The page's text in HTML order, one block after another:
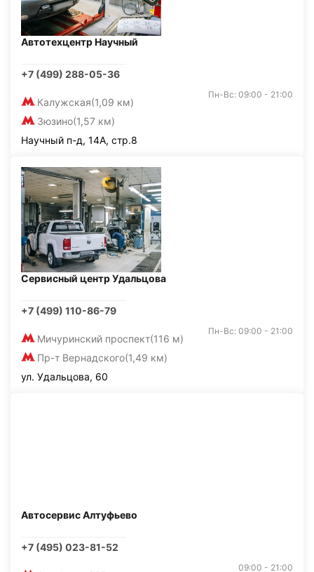
Автотехцентр Научный
+7 (499) 288-05-36
Калужская(1,09 км)
Зюзино(1,57 км)
Пн-Вс: 09:00 - 21:00
Научный п-д, 14А, стр.8
Сервисный центр Удальцова
+7 (499) 110-86-79
Мичуринский проспект(116 м)
Пр-т Вернадского(1,49 км)
Пн-Вс: 09:00 - 21:00
ул. Удальцова, 60
Автосервис Алтуфьево
+7 (495) 023-81-52
09:00 - 21:00